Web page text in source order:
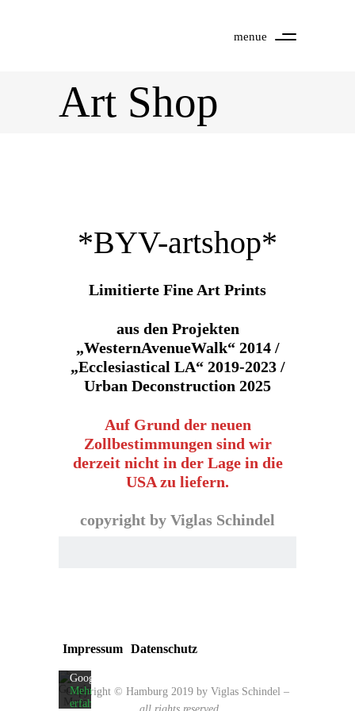
menue
Art Shop
*BYV-artshop*
Limitierte Fine Art Prints
aus den Projekten
„WesternAvenueWalk“ 2014 /
„Ecclesiastical LA“ 2019-2023 /
Urban Deconstruction 2025
Auf Grund der neuen
Zollbestimmungen sind wir
derzeit nicht in der Lage in die
USA zu liefern.
copyright by Viglas Schindel
Impressum Datenschutz
Datenschutzerklärung
Google.
Mehr
erfahren
Copyright © Hamburg 2019 by Viglas Schindel –